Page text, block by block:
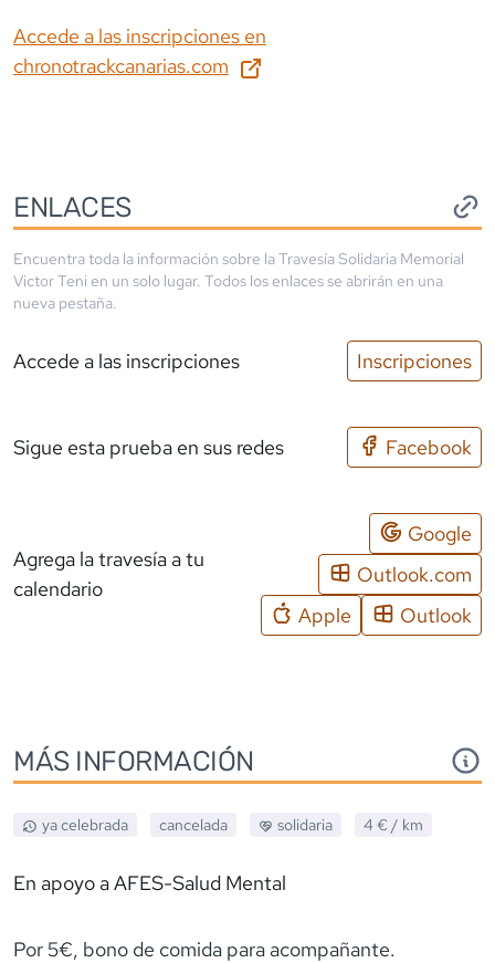
Accede a las inscripciones en
chronotrackcanarias.com
ENLACES
Encuentra toda la información sobre laTravesía Solidaria Memorial
Victor Teni en un solo lugar. Todos los enlaces se abrirán en una
nueva pestaña.
Accede a las inscripciones Inscripciones
Sigue esta prueba en sus redes Facebook
Agrega la travesía a tu
calendario
Google
Outlook.com
Apple
Outlook
MÁS INFORMACIÓN
ya celebrada cancelada solidaria 4 € / km
En apoyo a AFES-Salud Mental
Por 5€, bono de comida para acompañante.